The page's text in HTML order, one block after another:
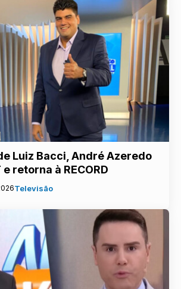
Luiz Bacci, André Azeredo
retorna à RECORD
Televisão